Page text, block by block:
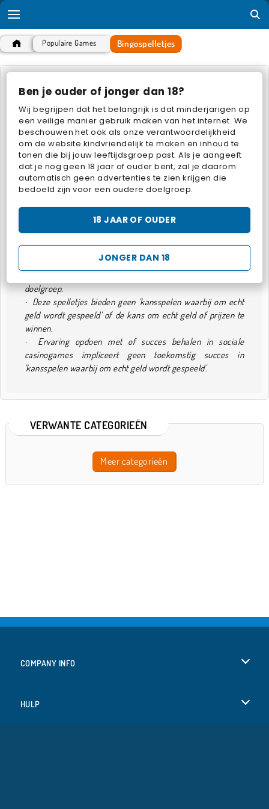
Ben je ouder of jonger dan 18?
Wij begrijpen dat het belangrijk is dat minderjarigen op
een veilige manier gebruik maken van het internet. We
beschouwen het ook als onze verantwoordelijkheid
om de website kindvriendelijk te maken en inhoud te
tonen die bij jouw leeftijdsgroep past. Als je aangeeft
dat je nog geen 18 jaar of ouder bent, zal je daarom
automatisch geen advertenties te zien krijgen die
bedoeld zijn voor een oudere doelgroep.
JONGER DAN 18
18 JAAR OF OUDER
Populaire Games Bingospelletjes
BINGOSPELLETJES
POPULAIRE GRATIS SPELLETJES
Bingo Gamepoint Vegas World
BINGOSPELLETJES
doelgroep.
· Deze spelletjes bieden geen 'kansspelen waarbij om echt
geld wordt gespeeld' of de kans om echt geld of prijzen te
winnen.
· Ervaring opdoen met of succes behalen in sociale
casinogames impliceert geen toekomstig succes in
'kansspelen waarbij om echt geld wordt gespeeld'.
VERWANTE CATEGORIEËN
Meer categorieën
COMPANY INFO
HULP